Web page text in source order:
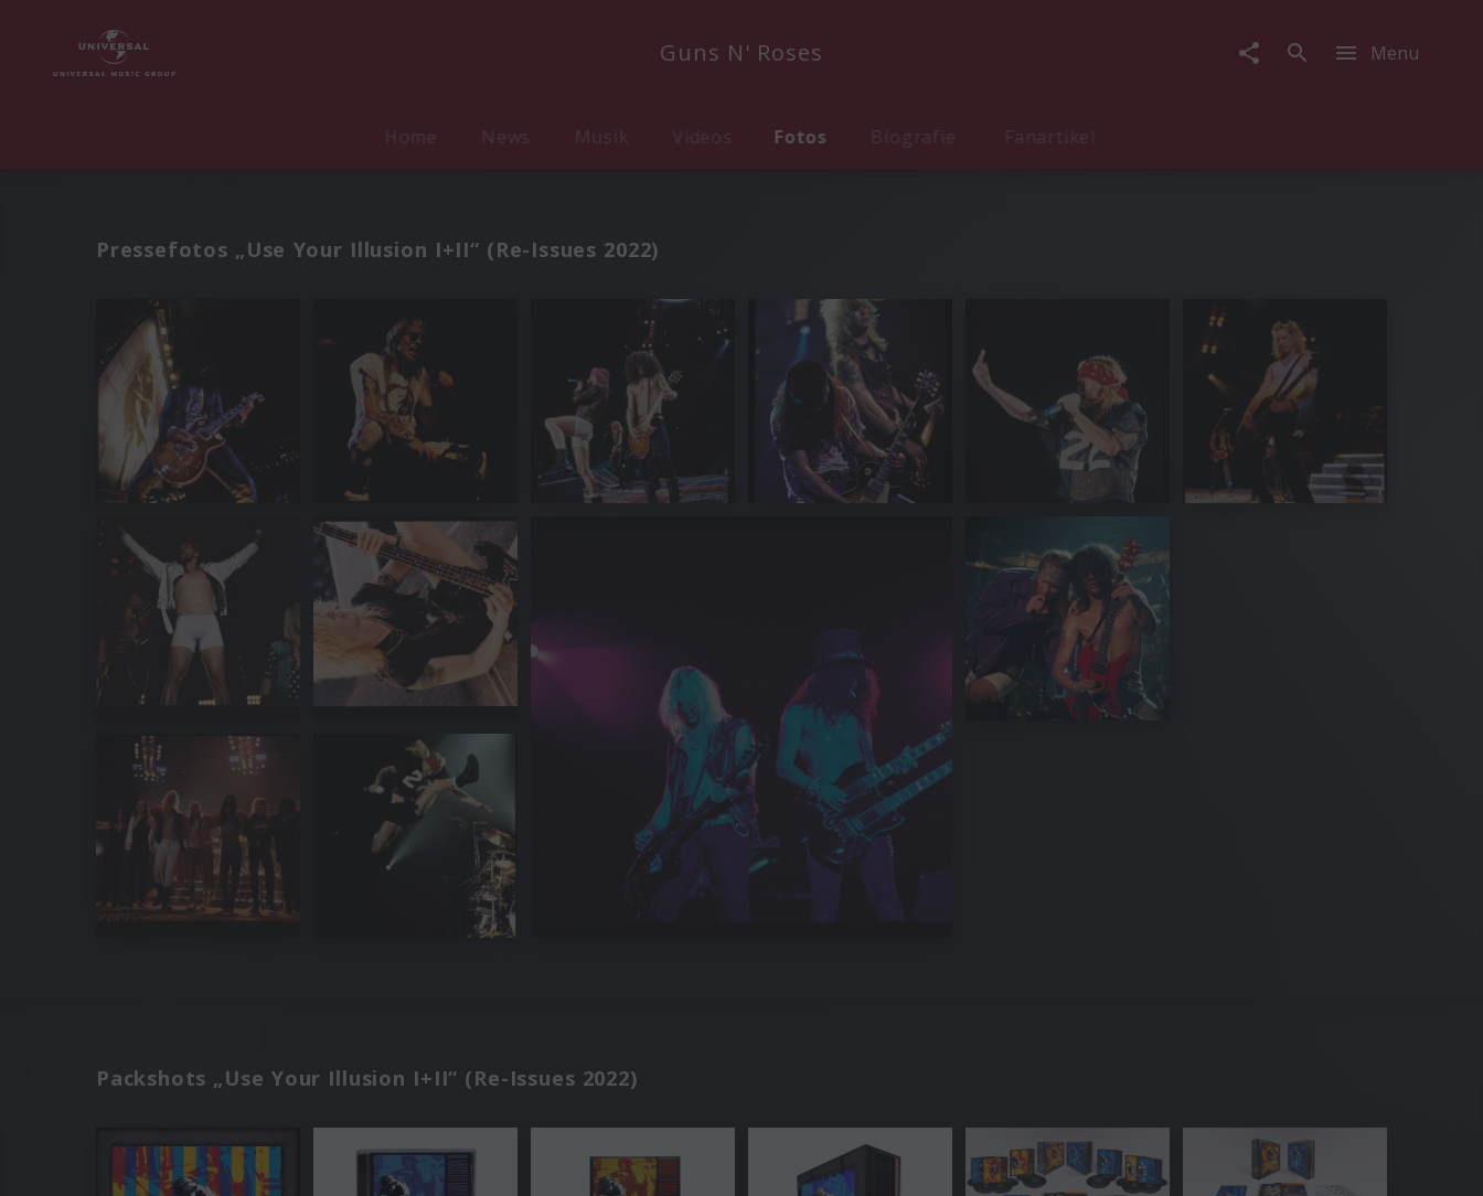
Guns N' Roses Menu
Home News Musik Videos Fotos Biografie Fanartikel
Pressefotos „Use Your Illusion I+II“ (Re-Issues 2022)
Packshots „Use Your Illusion I+II“ (Re-Issues 2022)